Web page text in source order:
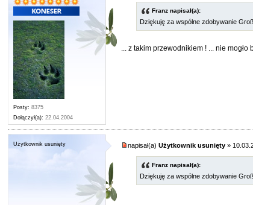
Posty: 8375
Dołączył(a): 22.04.2004
Franz napisał(a):
Dziękuję za wspólne zdobywanie
... z takim przewodnikiem ! ... nie mogło
Użytkownik usunięty napisał(a)Użytkownik usunięty »
Franz napisał(a):
Dziękuję za wspólne zdobywanie